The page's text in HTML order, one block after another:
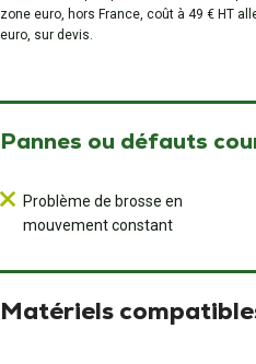
zone euro, hors France, coût à 49 € HT
euro, sur devis.
Pannes ou défauts
Problème de brosse en
mouvement constant
Matériels